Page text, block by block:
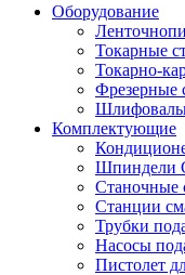
Оборудование
Токарные
Токарно-
Фрезерные
Комплектующие
Шпиндели
Станочные
Станции
Трубки
Насосы
Пистолет